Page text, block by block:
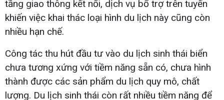
tầng giao thông kết nối, dịch vụ bổ trợ trên tuyến
khiến việc khai thác loại hình du lịch này cũng còn
nhiều hạn chế.
Công tác thu hút đầu tư vào du lịch sinh thái biển
chưa tương xứng với tiềm năng sẵn có, chưa hình
thành được các sản phẩm du lịch quy mô, chất
lượng. Du lịch sinh thái còn rất nhiều tiềm năng để